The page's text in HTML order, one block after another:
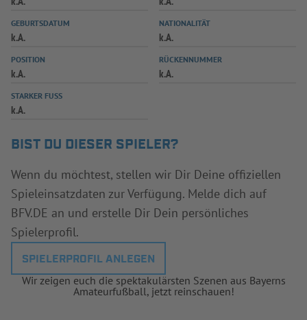
SPIELPLUS
GEBURTSDATUM
k.A.
NATIONALITÄT
k.A.
POSITION
k.A.
RÜCKENNUMMER
k.A.
STARKER FUSS
k.A.
BIST DU DIESER SPIELER?
Wenn du möchtest, stellen wir Dir Deine offiziellen
Spieleinsatzdaten zur Verfügung. Melde dich auf
BFV.DE an und erstelle Dir Dein persönliches
Spielerprofil.
SPIELERPROFIL ANLEGEN
Wir zeigen euch die spektakulärsten Szenen aus Bayerns
Amateurfußball, jetzt reinschauen!